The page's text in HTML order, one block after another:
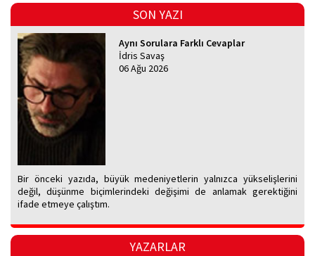
SON YAZI
Aynı Sorulara Farklı Cevaplar
İdris Savaş
06 Ağu 2026
Bir önceki yazıda, büyük medeniyetlerin yalnızca yükselişlerini
değil, düşünme biçimlerindeki değişimi de anlamak gerektiğini
ifade etmeye çalıştım.
YAZARLAR